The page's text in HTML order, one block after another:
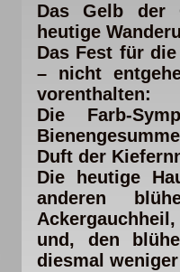
Das Gelb der
heutige
Das Fest für
– nicht
vorenthalten:
Die Farb-
Duft der
Die heutige
anderen
und, den
diesmal